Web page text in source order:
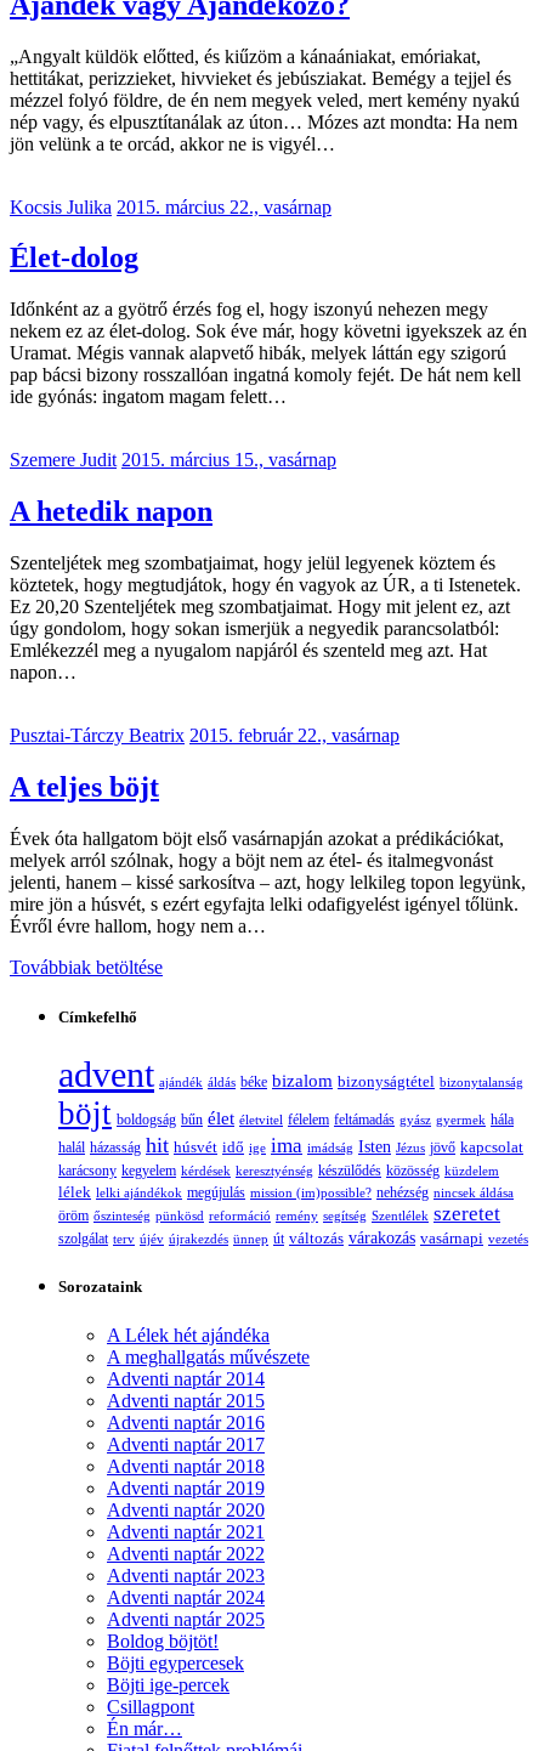
„Angyalt küldök előtted, és kiűzöm a kánaániakat, emóriakat,
hettitákat, perizzieket, hivvieket és jebúsziakat. Bemégy a tejjel és
mézzel folyó földre, de én nem megyek veled, mert kemény nyakú
nép vagy, és elpusztítanálak az úton… Mózes azt mondta: Ha nem
jön velünk a te orcád, akkor ne is vigyél…
Kocsis Julika 2015. március 22., vasárnap
Élet-dolog
Időnként az a gyötrő érzés fog el, hogy iszonyú nehezen megy
nekem ez az élet-dolog. Sok éve már, hogy követni igyekszek az én
Uramat. Mégis vannak alapvető hibák, melyek láttán egy szigorú
pap bácsi bizony rosszallóan ingatná komoly fejét. De hát nem kell
ide gyónás: ingatom magam felett…
Szemere Judit 2015. március 15., vasárnap
A hetedik napon
Szenteljétek meg szombatjaimat, hogy jelül legyenek köztem és
köztetek, hogy megtudjátok, hogy én vagyok az ÚR, a ti Istenetek.
Ez 20,20 Szenteljétek meg szombatjaimat. Hogy mit jelent ez, azt
úgy gondolom, hogy sokan ismerjük a negyedik parancsolatból:
Emlékezzél meg a nyugalom napjáról és szenteld meg azt. Hat
napon…
Pusztai-Tárczy Beatrix 2015. február 22., vasárnap
A teljes böjt
Évek óta hallgatom böjt első vasárnapján azokat a prédikációkat,
melyek arról szólnak, hogy a böjt nem az étel- és italmegvonást
jelenti, hanem – kissé sarkosítva – azt, hogy lelkileg topon legyünk,
mire jön a húsvét, s ezért egyfajta lelki odafigyelést igényel tőlünk.
Évről évre hallom, hogy nem a…
Továbbiak betöltése
Címkefelhő
advent ajándék áldás béke bizalom bizonyságtétel bizonytalanság
böjt boldogság bűn élet életvitel félelem feltámadás gyász gyermek hála
halál házasság hit húsvét idő ige ima imádság Isten Jézus jövő kapcsolat
karácsony kegyelem kérdések keresztyénség készülődés közösség küzdelem
lélek lelki ajándékok megújulás mission (im)possible? nehézség nincsek áldása
öröm őszinteség pünkösd reformáció remény segítség Szentlélek szeretet
szolgálat terv újév újrakezdés ünnep út változás várakozás vasárnapi vezetés
Sorozataink
A Lélek hét ajándéka
A meghallgatás művészete
Adventi naptár 2014
Adventi naptár 2015
Adventi naptár 2016
Adventi naptár 2017
Adventi naptár 2018
Adventi naptár 2019
Adventi naptár 2020
Adventi naptár 2021
Adventi naptár 2022
Adventi naptár 2023
Adventi naptár 2024
Adventi naptár 2025
Boldog böjtöt!
Böjti egypercesek
Böjti ige-percek
Csillagpont
Én már…